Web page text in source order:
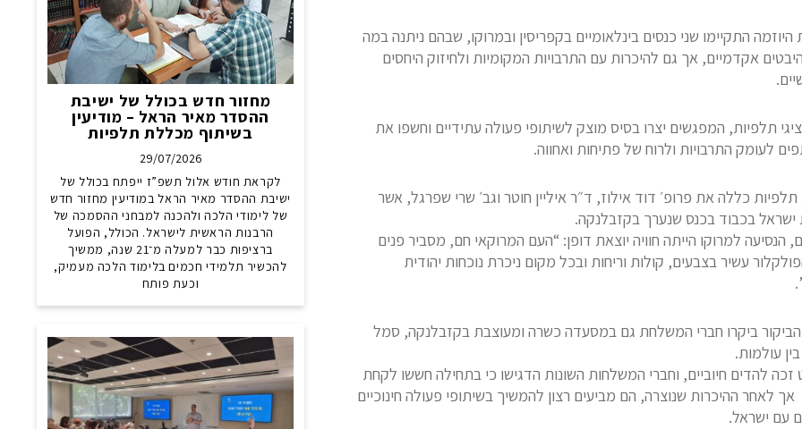
התקיימו שני כנסים בינלאומיים בקפריסין ובמרוקו, שבהם ניתנה במה
אקדמיים, אך גם להיכרות עם התרבויות המקומיות ולחיזוק היחסים
תלפיות, המפגשים יצרו בסיס מוצק לשיתופי פעולה עתידיים וחשפו את
לעומק התרבויות ולרוח של פתיחות ואחווה.
כללה את פרופ׳ דוד אילוז, ד״ר איליין חוטר וגב׳ שרי שפרגל, אשר
ישראל בכבוד בכנס שנערך בקזבלנקה.
הנסיעה למרוקו הייתה חוויה יוצאת דופן: “העם המרוקאי חם, מסביר פנים
עשיר בצבעים, קולות וריחות ובכל מקום ניכרת נוכחות יהודית
ביקרו חברי המשלחת גם במסעדה כשרה ומעוצבת בקזבלנקה, סמל
עולמות.
זכה להדים חיוביים, וחברי המשלחות השונות הדגישו כי בתחילה חששו לקחת
לאחר ההיכרות שנוצרה, הם מביעים רצון להמשיך בשיתופי פעולה חינוכיים
עם ישראל.
מחזור חדש בכולל של ישיבת
ההסדר מאיר הראל – מודיעין
בשיתוף מכללת תלפיות
29/07/2026
לקראת חודש אלול תשפ”ז ייפתח בכולל של
ישיבת ההסדר מאיר הראל במודיעין מחזור חדש
של לימודי הלכה ולהכנה למבחני ההסמכה של
הרבנות הראשית לישראל. הכולל, הפועל
ברציפות כבר למעלה מ־21 שנה, ממשיך
להכשיר תלמידי חכמים בלימוד הלכה מעמיק,
וכעת פותח